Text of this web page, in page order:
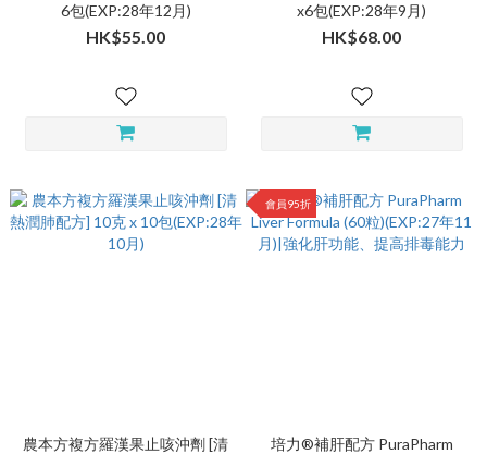
6包(EXP:28年12月)
HK$55.00
x6包(EXP:28年9月)
HK$68.00
農本方複方羅漢果止咳沖劑 [清
會員95折
培力®補肝配方 PuraPharm